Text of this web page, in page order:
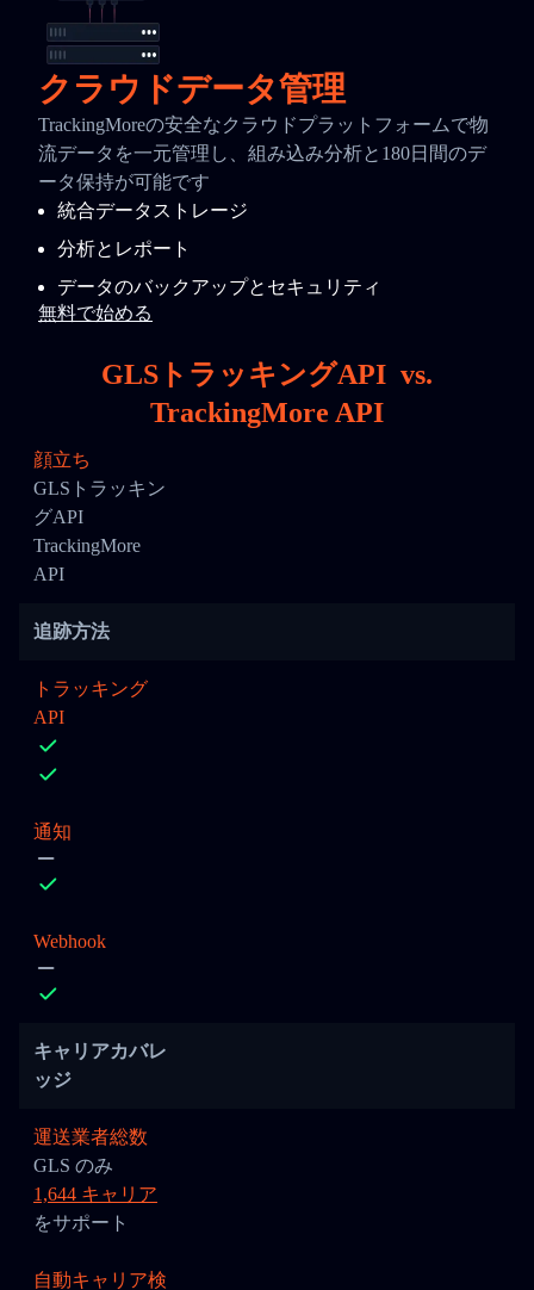
クラウドデータ管理
TrackingMoreの安全なクラウドプラットフォームで物
流データを一元管理し、組み込み分析と180日間のデ
ータ保持が可能です
統合データストレージ
分析とレポート
データのバックアップとセキュリティ
無料で始める
GLSトラッキングAPI vs.
TrackingMore API
顔立ち
GLSトラッキン
グAPI
TrackingMore
API
追跡方法
トラッキング
API
通知
Webhook
キャリアカバレ
ッジ
運送業者総数
GLS のみ
1,644 キャリア
をサポート
自動キャリア検